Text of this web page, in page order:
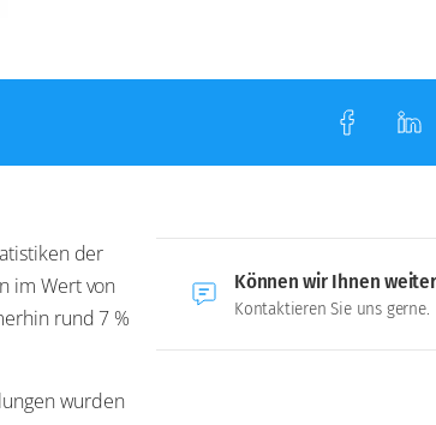
Können wir Ihnen
Kontaktieren Sie uns gerne.
der
im Wert von
rund 7 %
wurden